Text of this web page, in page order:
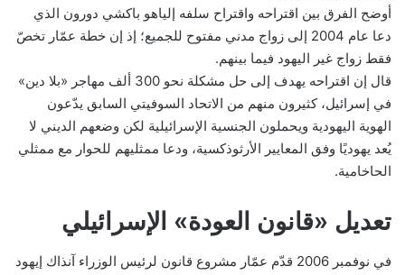
أوضح الفرق بين اقتراحه واقتراح سلفه إلياهو باكشي دورون الذي
دعا عام 2004 إلى زواج مدني مفتوح للجميع؛ إذ إن خطة عمّار تخصّ
فقط زواج غير اليهود فيما بينهم.
قال إن اقتراحه يهدف إلى حل مشكلة نحو 300 ألف مهاجر «بلا دين»
في إسرائيل، كثيرون منهم من الاتحاد السوفيتي السابق يدّعون
الهوية اليهودية ويحملون الجنسية الإسرائيلية لكن وضعهم الديني لا
يُعد يهوديًا وفق المعايير الأرثوذكسية، ودعا ممثليهم للحوار مع ممثلي
الحاخامية.
تعديل «قانون العودة» الإسرائيلي
في نوفمبر 2006 قدّم عمّار مشروع قانون لرئيس الوزراء آنذاك إيهود